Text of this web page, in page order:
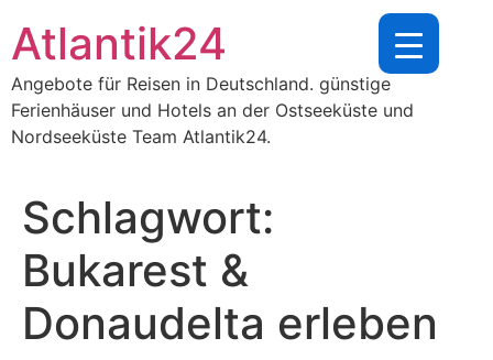
Inhalt
springen
Atlantik24
Angebote für Reisen in Deutschland. günstige
Ferienhäuser und Hotels an der Ostseeküste und
Nordseeküste Team Atlantik24.
Schlagwort:
Bukarest &
Donaudelta erleben